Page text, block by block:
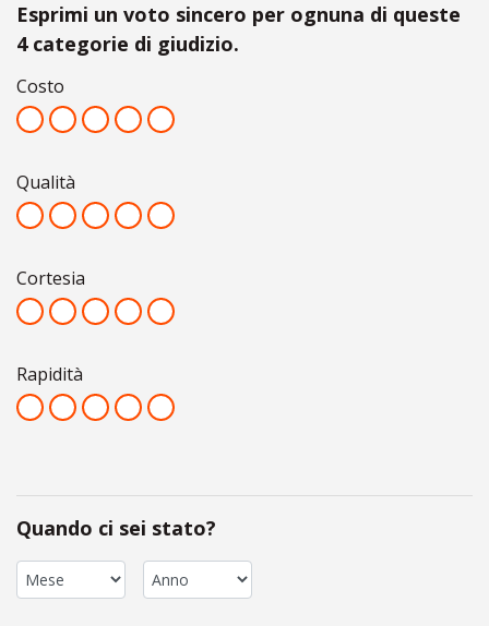
Esprimi un voto sincero per ognuna di queste
4 categorie di giudizio.
Costo
Qualità
Cortesia
Rapidità
Quando ci sei stato?